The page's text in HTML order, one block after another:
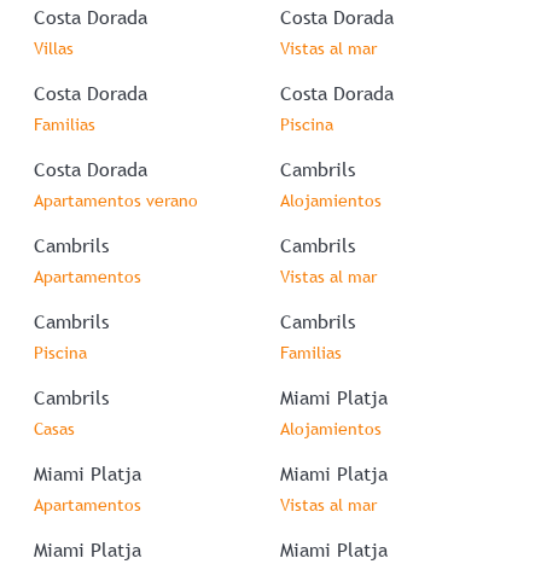
Costa Dorada
Villas
Costa Dorada
Vistas al mar
Costa Dorada
Familias
Costa Dorada
Piscina
Costa Dorada
Apartamentos verano
Cambrils
Alojamientos
Cambrils
Apartamentos
Cambrils
Vistas al mar
Cambrils
Piscina
Cambrils
Familias
Cambrils
Casas
Miami Platja
Alojamientos
Miami Platja
Apartamentos
Miami Platja
Vistas al mar
Miami Platja Miami Platja